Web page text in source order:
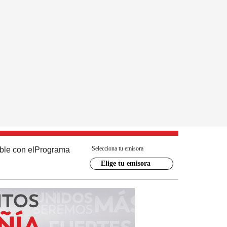
con el Programa Selecciona tu emisora
Elige tu emisora